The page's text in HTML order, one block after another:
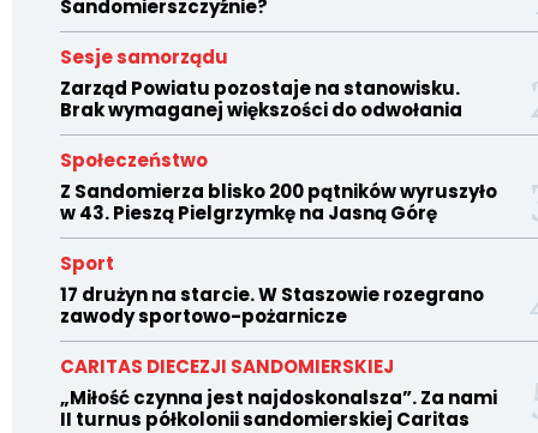
Sandomierszczyźnie?
Sesje samorządu
Zarząd Powiatu pozostaje na stanowisku.
Brak wymaganej większości do odwołania
Społeczeństwo
Z Sandomierza blisko 200 pątników wyruszyło
w 43. Pieszą Pielgrzymkę na Jasną Górę
Sport
17 drużyn na starcie. W Staszowie rozegrano
zawody sportowo-pożarnicze
CARITAS DIECEZJI SANDOMIERSKIEJ
„Miłość czynna jest najdoskonalsza”. Za nami
II turnus półkolonii sandomierskiej Caritas